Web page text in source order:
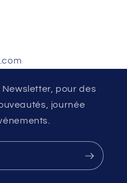
pour des
journée